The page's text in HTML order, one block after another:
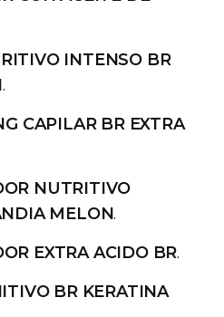
INTENSO BR
.
CAPILAR BR EXTRA
NUTRITIVO
MELON.
EXTRA ACIDO BR.
BR KERATINA